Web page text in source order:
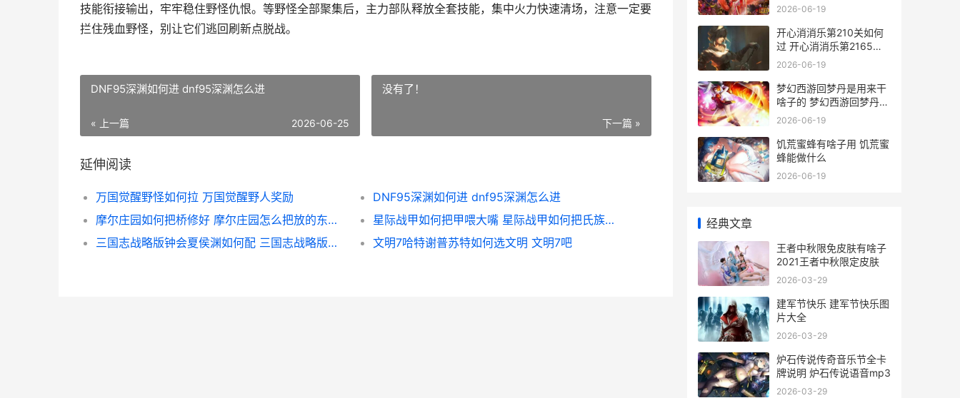
技能衔接输出，牢牢稳住野怪仇恨。等野怪全部聚集后，主力部队释放全套技能，集中火力快速清场，注意一定要
拦住残血野怪，别让它们逃回刷新点脱战。
DNF95深渊如何进 dnf95深渊怎么进
« 上一篇 2026-06-25
没有了！
下一篇 »
延伸阅读
万国觉醒野怪如何拉 万国觉醒野人奖励
DNF95深渊如何进 dnf95深渊怎么进
摩尔庄园如何把桥修好 摩尔庄园怎么把放的东西收起来
星际战甲如何把甲喂大嘴 星际战甲如何把氏族的人提升职位
三国志战略版钟会夏侯渊如何配 三国志战略版钟会t0阵容
文明7哈特谢普苏特如何选文明 文明7吧
2026-06-19
开心消消乐第210关如何
过 开心消消乐第2165关
四星
2026-06-19
梦幻西游回梦丹是用来干
啥子的 梦幻西游回梦丹在
哪领取
2026-06-19
饥荒蜜蜂有啥子用 饥荒蜜
蜂能做什么
2026-06-19
经典文章
王者中秋限免皮肤有啥子
2021王者中秋限定皮肤
2026-03-29
建军节快乐 建军节快乐图
片大全
2026-03-29
炉石传说传奇音乐节全卡
牌说明 炉石传说语音mp3
2026-03-29